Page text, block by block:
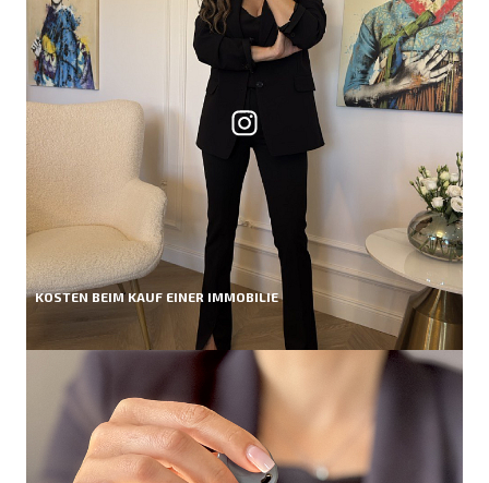
KOSTEN BEIM KAUF EINER IMMOBILIE